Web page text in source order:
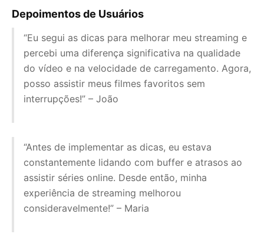
Depoimentos de Usuários
“Eu segui as dicas para melhorar meu streaming e
percebi uma diferença significativa na qualidade
do vídeo e na velocidade de carregamento. Agora,
posso assistir meus filmes favoritos sem
interrupções!” – João
“Antes de implementar as dicas, eu estava
constantemente lidando com buffer e atrasos ao
assistir séries online. Desde então, minha
experiência de streaming melhorou
consideravelmente!” – Maria